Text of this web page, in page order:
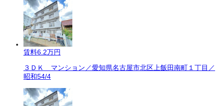
賃料6.2万円
３ＤＫ マンション／愛知県名古屋市北区上飯田南町１丁目／
昭和54/4